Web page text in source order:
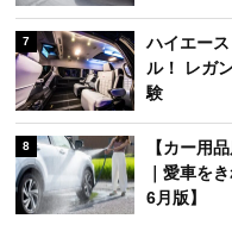
7
ハイエー
ル！ レガ
験
8
【カー用
｜愛車を
6月版】